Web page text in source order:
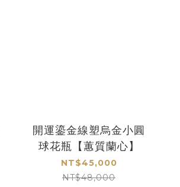
開運鎏金線塑烏金小圓
球花瓶【蕙質蘭心】
NT$45,000
NT$48,000